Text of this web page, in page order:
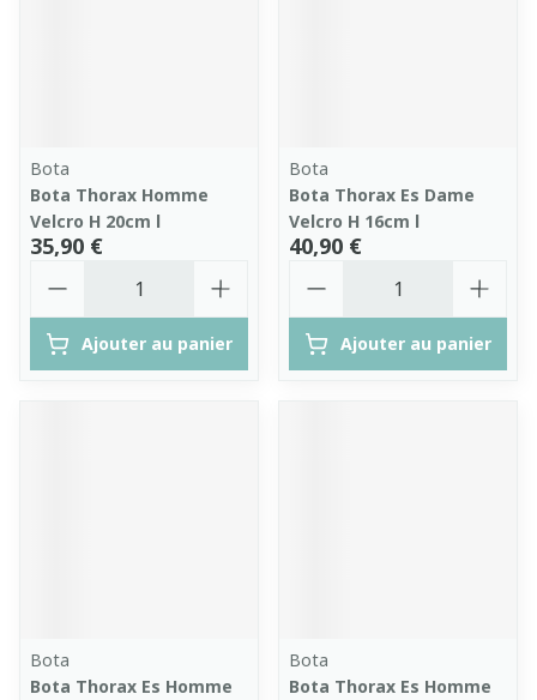
Bota
Bota Thorax Homme
Velcro H 20cm l
35,90 €
Ajouter au panier
Bota
Bota Thorax Es Dame
Velcro H 16cm l
40,90 €
Ajouter au panier
Bota
Bota Thorax Es Homme
Bota
Bota Thorax Es Homme